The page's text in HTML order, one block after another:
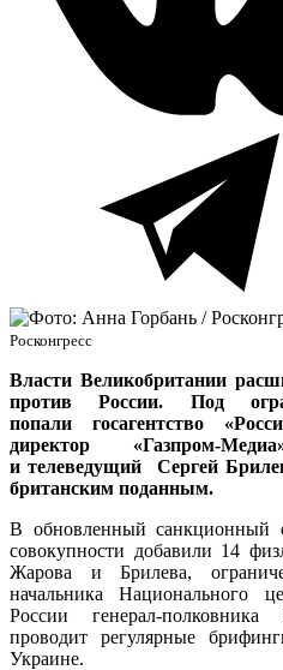
Росконгресс
Власти Великобритании
против России. Под
попали госагентство
директор «Газпром-
и телеведущий Сергей
британским поданным.
В обновленный санкционный
совокупности добавили 14
Жарова и Брилева,
начальника Национального
России генерал-
проводит регулярные
Украине.